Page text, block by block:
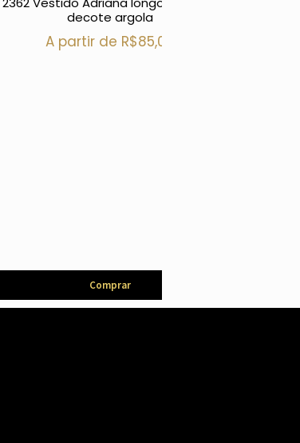
decote argola
A partir de R$85,00
Comprar